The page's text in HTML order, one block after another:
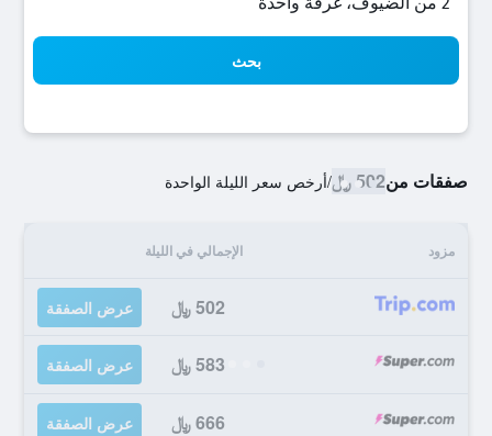
بحث
صفقات من502 ﷼ /أرخص سعر الليلة الواحدة
مزود الإجمالي في الليلة
502 ﷼ عرض الصفقة
583 ﷼ عرض الصفقة
666 ﷼ عرض الصفقة